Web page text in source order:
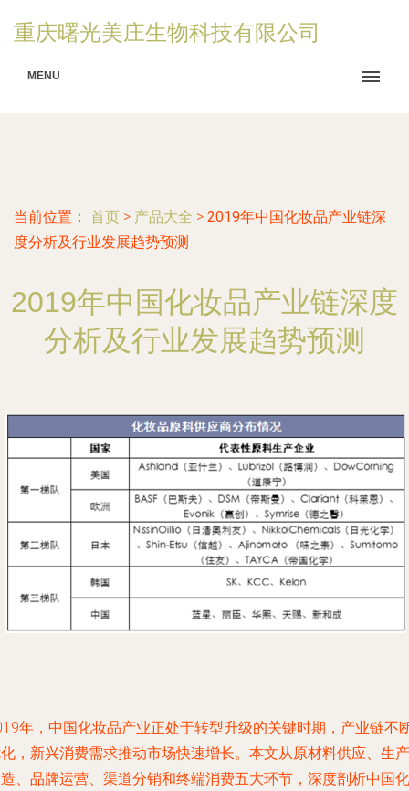
重庆曙光美庄生物科技有限公司
MENU
当前位置： 首页 > 产品大全 > 2019年中国化妆品产业链深
度分析及行业发展趋势预测
2019年中国化妆品产业链深度
分析及行业发展趋势预测
年，中国化妆品产业正处于转型升级的关键时期，产业链不
，新兴消费需求推动市场快速增长。本文从原材料供应、生产
、品牌运营、渠道分销和终端消费五大环节，深度剖析中国化